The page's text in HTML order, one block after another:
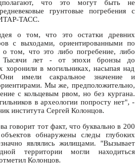
что это могут быть не
грунтовые погребения с
ТАСС.
о том, что это остатки древних
с выходами, ориентированными по
о том, что это либо погребение, либо
Тысячи лет - от эпохи бронзы до
хоронили в могильниках, насыпая над
имели сакральное значение и
Мы же, предположительно,
с кольцевым рвом, но без кургана.
в археологии попросту нет", -
института Сергей Колонцов.
говорит тот факт, что буквально в 200
обнаружены следы глубоких
являлись жилищами. "Вызывает
территории могли находиться
Колонцов.